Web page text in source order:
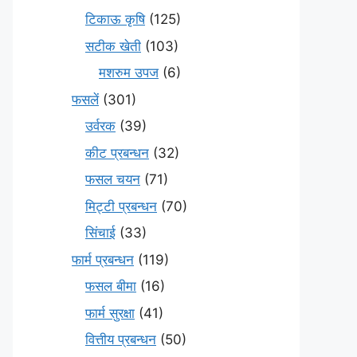
टिकाऊ कृषि(125)
सटीक खेती (103)
मशरुम उपज (6)
फसलें(301)
उर्वरक (39)
कीट प्रबन्धन (32)
फसल चयन (71)
मि‌ट्टी प्रबन्धन (70)
सिंचाई (33)
फार्म प्रबन्धन (119)
फसल बीमा (16)
फार्म सुरक्षा (41)
वित्तीय प्रबन्धन (50)